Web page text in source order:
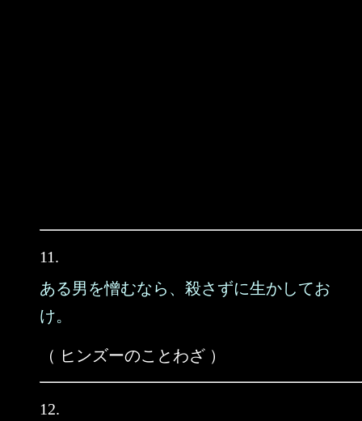
11.
ある男を憎むなら、殺さずに生かしてお
け。
（ ヒンズーのことわざ ）
12.